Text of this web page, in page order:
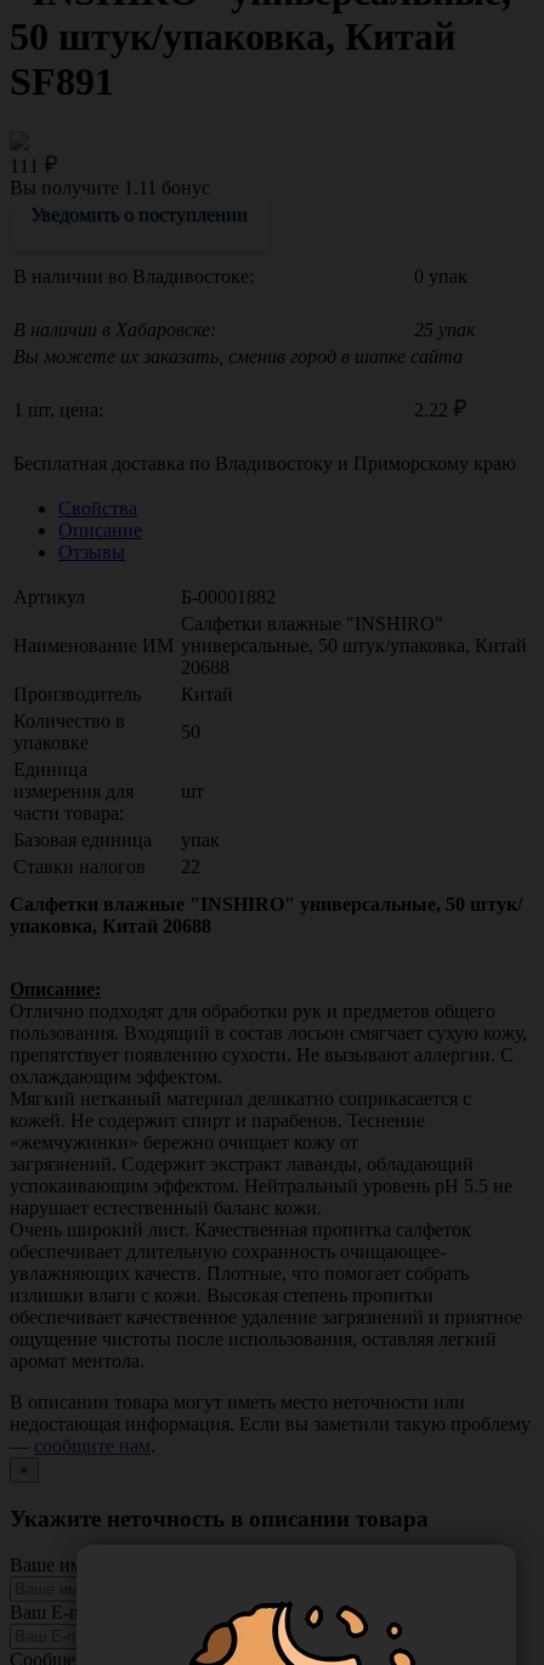
50 штук/упаковка, Китай
SF891
111
Вы получите 1.11 бонус
Уведомить о поступлении
В наличии во Владивостоке: 0 упак
В наличии в Хабаровске:
25 упак
Вы можете их заказать, сменив город в шапке сайта
1 шт, цена: 2.22
Бесплатная доставка по Владивостоку и Приморскому краю
Свойства
Описание
Отзывы
Артикул Б-00001882
Наименование ИМ
Салфетки влажные "INSHIRO"
универсальные, 50 штук/упаковка, Китай
20688
Производитель
Китай
Количество в
упаковке
50
Единица
измерения для
части товара:
шт
Базовая единица
упак
Ставки налогов
22
Салфетки влажные "INSHIRO" универсальные, 50 штук/
упаковка, Китай 20688
Описание:
Отлично подходят для обработки рук и предметов общего
пользования. Входящий в состав лосьон смягчает сухую кожу,
препятствует появлению сухости. Не вызывают аллергии. С
охлаждающим эффектом.
Мягкий нетканый материал деликатно соприкасается с
кожей. Не содержит спирт и парабенов. Теснение
«жемчужинки» бережно очищает кожу от
загрязнений. Содержит экстракт лаванды, обладающий
успокаивающим эффектом. Нейтральный уровень pH 5.5 не
нарушает естественный баланс кожи.
Очень широкий лист. Качественная пропитка салфеток
обеспечивает длительную сохранность очищающее-
увлажняющих качеств. Плотные, что помогает собрать
излишки влаги с кожи. Bысокая степень пропитки
обеспечивает качественное удаление загрязнений и приятное
ощущение чистоты после использования, оставляя легкий
аромат ментола.
В описании товара могут иметь место неточности или
недостающая информация. Если вы заметили такую проблему
— сообщите нам.
×
Укажите неточность в описании товара
Ваше имя
Ваш E-mail
Сообщение